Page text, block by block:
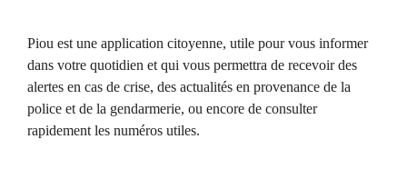
Piou est une application citoyenne, utile pour vous informer
dans votre quotidien et qui vous permettra de recevoir des
alertes en cas de crise, des actualités en provenance de la
police et de la gendarmerie, ou encore de consulter
rapidement les numéros utiles.